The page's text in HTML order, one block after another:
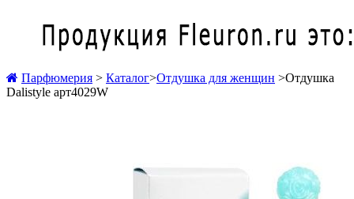
Парфюмерия > Каталог>Отдушка для женщин >Отдушка
Dalistyle арт4029W